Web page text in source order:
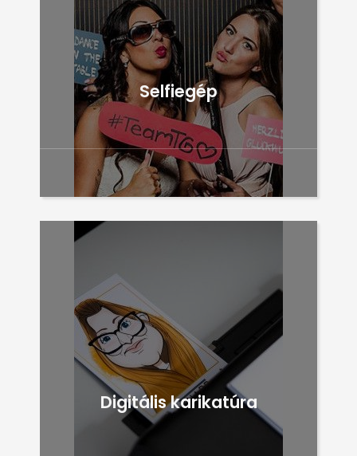
Selfiegép
Digitális karikatúra